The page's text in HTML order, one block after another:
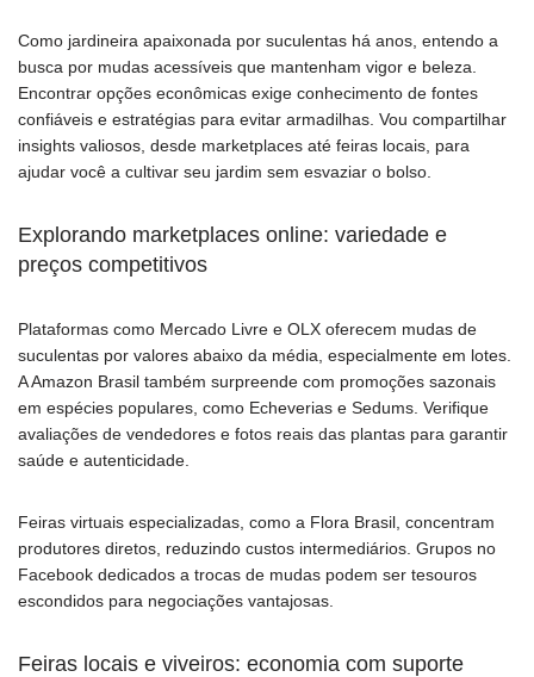
Como jardineira apaixonada por suculentas há anos, entendo a
busca por mudas acessíveis que mantenham vigor e beleza.
Encontrar opções econômicas exige conhecimento de fontes
confiáveis e estratégias para evitar armadilhas. Vou compartilhar
insights valiosos, desde marketplaces até feiras locais, para
ajudar você a cultivar seu jardim sem esvaziar o bolso.
Explorando marketplaces online: variedade e
preços competitivos
Plataformas como Mercado Livre e OLX oferecem mudas de
suculentas por valores abaixo da média, especialmente em lotes.
A Amazon Brasil também surpreende com promoções sazonais
em espécies populares, como Echeverias e Sedums. Verifique
avaliações de vendedores e fotos reais das plantas para garantir
saúde e autenticidade.
Feiras virtuais especializadas, como a Flora Brasil, concentram
produtores diretos, reduzindo custos intermediários. Grupos no
Facebook dedicados a trocas de mudas podem ser tesouros
escondidos para negociações vantajosas.
Feiras locais e viveiros: economia com suporte